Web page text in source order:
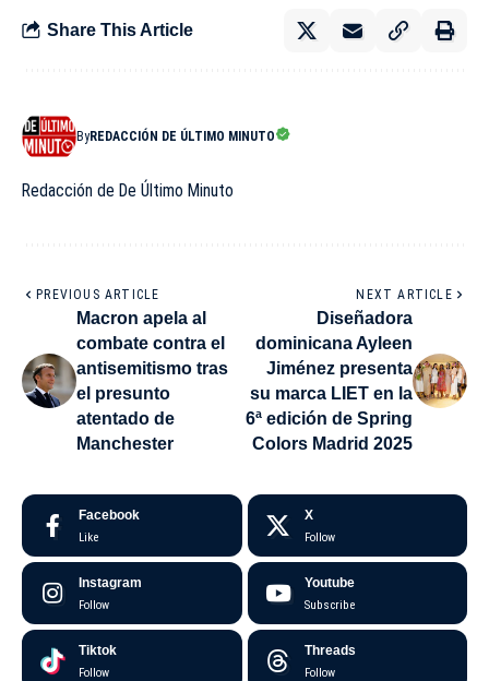
Share This Article
ByREDACCIÓN DE ÚLTIMO MINUTO
Redacción de De Último Minuto
PREVIOUS ARTICLE
Macron apela al
combate contra el
antisemitismo tras
el presunto
atentado de
Manchester
NEXT ARTICLE
Diseñadora
dominicana Ayleen
Jiménez presenta
su marca LIET en la
6ª edición de Spring
Colors Madrid 2025
Facebook
Like
X
Follow
Instagram
Follow
Youtube
Subscribe
Tiktok
Follow
Threads
Follow